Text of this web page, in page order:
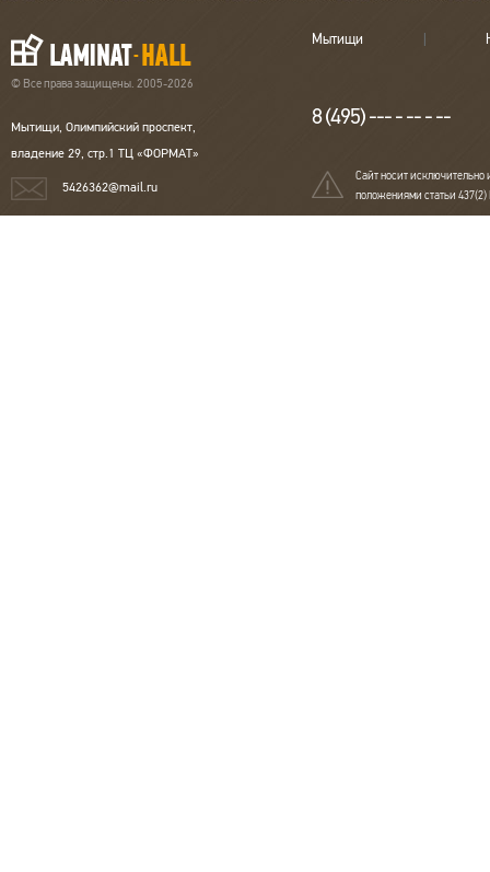
© Все права защищены. 2005-2026
Мытищи, Олимпийский проспект,
владение 29, стр.1 ТЦ «ФОРМАТ»
5426362@mail.ru
Мытищи
8 (495) --- - -- - --
Сайт носит исключительно
положениями статьи